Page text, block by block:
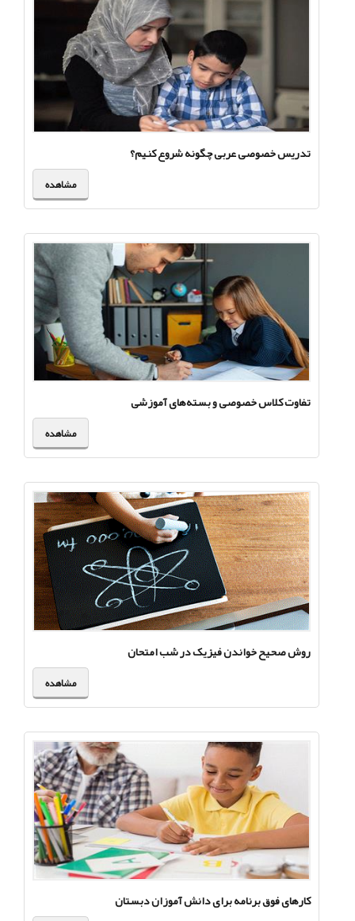
تدریس خصوصی عربی چگونه شروع کنیم؟
مشاهده
تفاوت کلاس خصوصی و بسته‌های آموزشی
مشاهده
روش صحیح خواندن فیزیک در شب امتحان
مشاهده
کارهای فوق برنامه برای دانش آموزان دبستان